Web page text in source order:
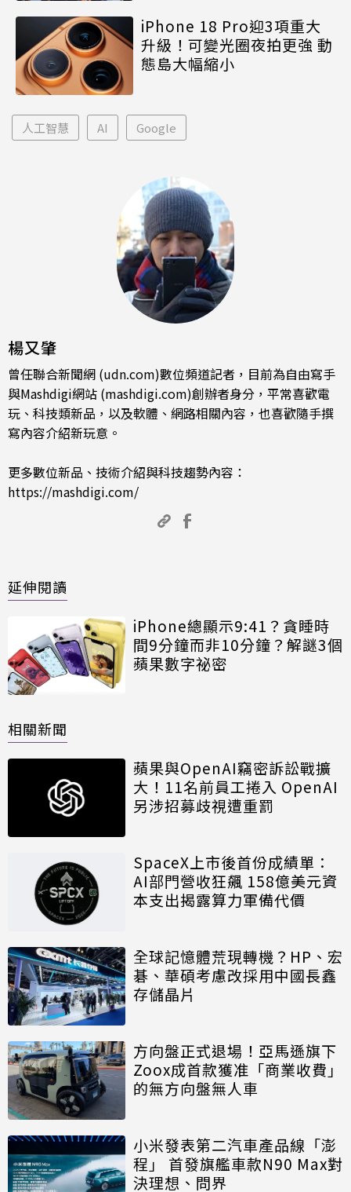
iPhone 18 Pro迎3項重大
升級！可變光圈夜拍更強 動
態島大幅縮小
人工智慧 AI Google
楊又肇
曾任聯合新聞網 (udn.com)數位頻道記者，目前為自由寫手
與Mashdigi網站 (mashdigi.com)創辦者身分，平常喜歡電
玩、科技類新品，以及軟體、網路相關內容，也喜歡隨手撰
寫內容介紹新玩意。
更多數位新品、技術介紹與科技趨勢內容：
https://mashdigi.com/
延伸閱讀
iPhone總顯示9:41？貪睡時
間9分鐘而非10分鐘？解謎3個
蘋果數字祕密
相關新聞
蘋果與OpenAI竊密訴訟戰擴
大！11名前員工捲入 OpenAI
另涉招募歧視遭重罰
SpaceX上市後首份成績單：
AI部門營收狂飆 158億美元資
本支出揭露算力軍備代價
全球記憶體荒現轉機？HP、宏
碁、華碩考慮改採用中國長鑫
存儲晶片
方向盤正式退場！亞馬遜旗下
Zoox成首款獲准「商業收費」
的無方向盤無人車
小米發表第二汽車產品線「澎
程」 首發旗艦車款N90 Max對
決理想、問界